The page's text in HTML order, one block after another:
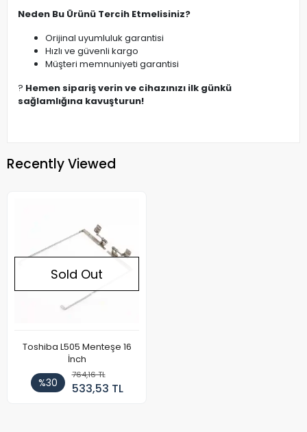
Neden Bu Ürünü Tercih Etmelisiniz?
Orijinal uyumluluk garantisi
Hızlı ve güvenli kargo
Müşteri memnuniyeti garantisi
? Hemen sipariş verin ve cihazınızı ilk günkü
sağlamlığına kavuşturun!
Recently Viewed
Sold Out
Toshiba L505 Menteşe 16
İnch
%30
764,16 TL
533,53 TL